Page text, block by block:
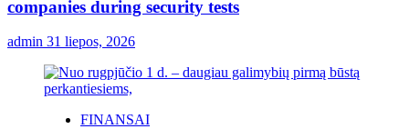
companies during security tests
admin 31 liepos, 2026
FINANSAI